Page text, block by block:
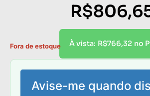
R$
À vista: R$766,32 no
Fora de estoque
Avise-me quando